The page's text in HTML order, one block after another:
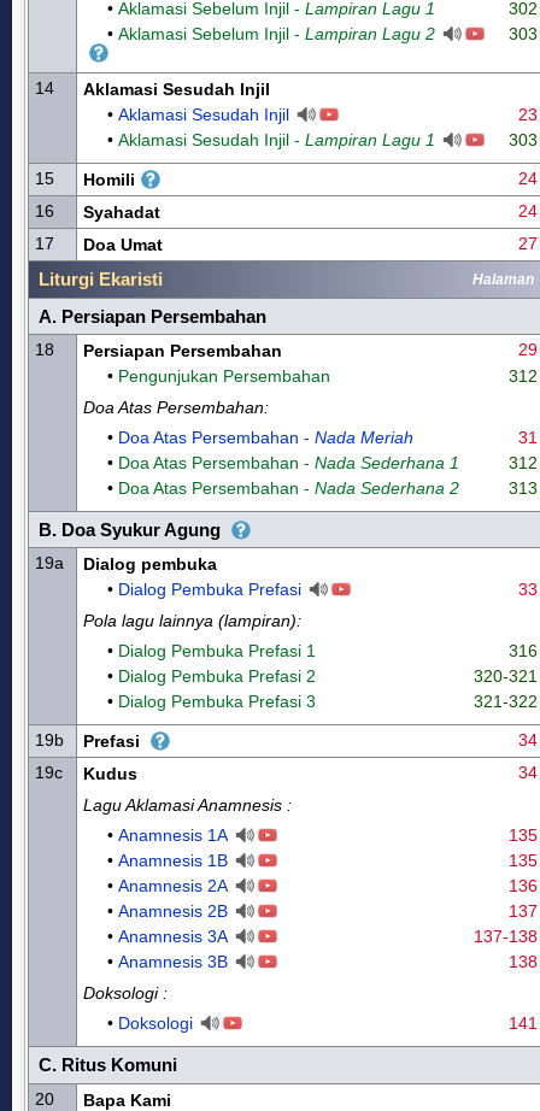
• Aklamasi Sebelum Injil - Lampiran Lagu 1
302
• Aklamasi Sebelum Injil - Lampiran Lagu 2 303
14
Aklamasi Sesudah Injil
• Aklamasi Sesudah Injil
23
• Aklamasi Sesudah Injil - Lampiran Lagu 1
303
15
Homili
24
16
Syahadat
24
17
Doa Umat 27
Liturgi Ekaristi Halaman
A. Persiapan Persembahan
18 Persiapan Persembahan
29
• Pengunjukan Persembahan
312
Doa Atas Persembahan:
• Doa Atas Persembahan - Nada Meriah
31
• Doa Atas Persembahan - Nada Sederhana 1
312
• Doa Atas Persembahan - Nada Sederhana 2 313
B. Doa Syukur Agung
19a
Dialog pembuka
• Dialog Pembuka Prefasi
33
Pola lagu lainnya (lampiran):
• Dialog Pembuka Prefasi 1
316
• Dialog Pembuka Prefasi 2
320-321
• Dialog Pembuka Prefasi 3
321-322
19b
Prefasi
34
19c
Kudus
34
Lagu Aklamasi Anamnesis :
• Anamnesis 1A
135
• Anamnesis 1B
135
• Anamnesis 2A
136
• Anamnesis 2B
137
• Anamnesis 3A
137-138
• Anamnesis 3B
138
Doksologi :
• Doksologi 141
C. Ritus Komuni
20
Bapa Kami